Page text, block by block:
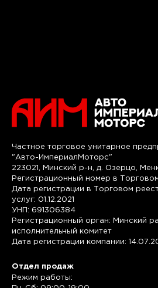
Частное торговое унитарное
"Авто-ИмпериалМоторс"
223021, Минский р-н, д. Озерцо,
Регистрационный номер в
Дата регистрации в Торговом
услуг: 01.12.2021
УНП: 691306384
Регистрационный орган: Минский
исполнительный комитет
Дата регистрации компании:
Отдел продаж
Режим работы: